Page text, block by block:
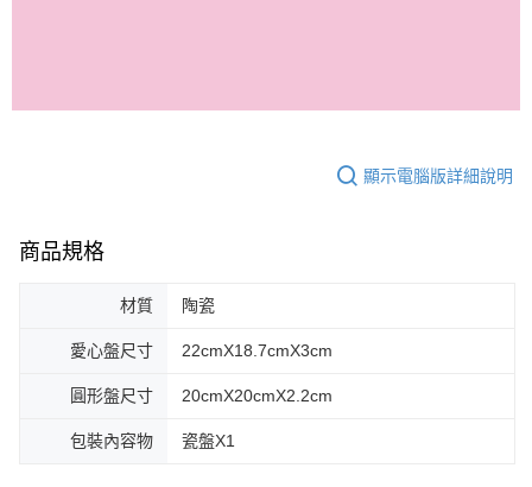
顯示電腦版詳細說明
商品規格
材質 陶瓷
愛心盤尺寸 22cmX18.7cmX3cm
圓形盤尺寸 20cmX20cmX2.2cm
包裝內容物 瓷盤X1